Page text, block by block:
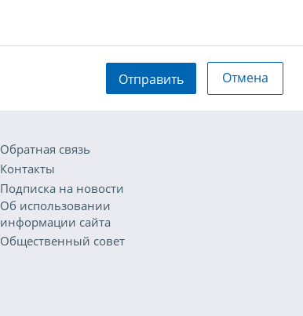
Отправить Отмена
Обратная связь
Контакты
Подписка на новости
Об использовании
информации сайта
Общественный совет